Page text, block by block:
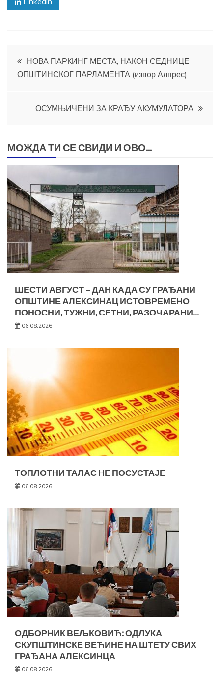
Кретање
чланка
НОВА ПАРКИНГ МЕСТА, НАКОН СЕДНИЦЕ
ОПШТИНСКОГ ПАРЛАМЕНТА (извор Алпрес)
ОСУМЊИЧЕНИ ЗА КРАЂУ АКУМУЛАТОРА
МОЖДА ТИ СЕ СВИДИ И ОВО...
ШЕСТИ АВГУСТ – ДАН КАДА СУ ГРАЂАНИ
ОПШТИНЕ АЛЕКСИНАЦ ИСТОВРЕМЕНО
ПОНОСНИ, ТУЖНИ, СЕТНИ, РАЗОЧАРАНИ…
06.08.2026.
ТОПЛОТНИ ТАЛАС НЕ ПОСУСТАЈЕ
06.08.2026.
ОДБОРНИК ВЕЉКОВИЋ: ОДЛУКА
СКУПШТИНСКЕ ВЕЋИНЕ НА ШТЕТУ СВИХ
ГРАЂАНА АЛЕКСИНЦА
06.08.2026.